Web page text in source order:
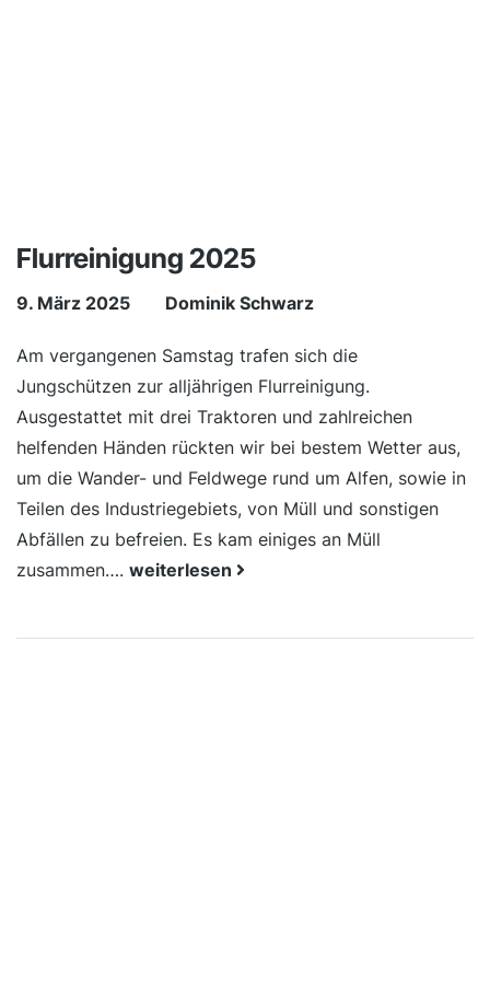
Flurreinigung 2025
9. März 2025 Dominik Schwarz
Am vergangenen Samstag trafen sich die
Jungschützen zur alljährigen Flurreinigung.
Ausgestattet mit drei Traktoren und zahlreichen
helfenden Händen rückten wir bei bestem Wetter aus,
um die Wander- und Feldwege rund um Alfen, sowie in
Teilen des Industriegebiets, von Müll und sonstigen
Abfällen zu befreien. Es kam einiges an Müll
zusammen…. weiterlesen